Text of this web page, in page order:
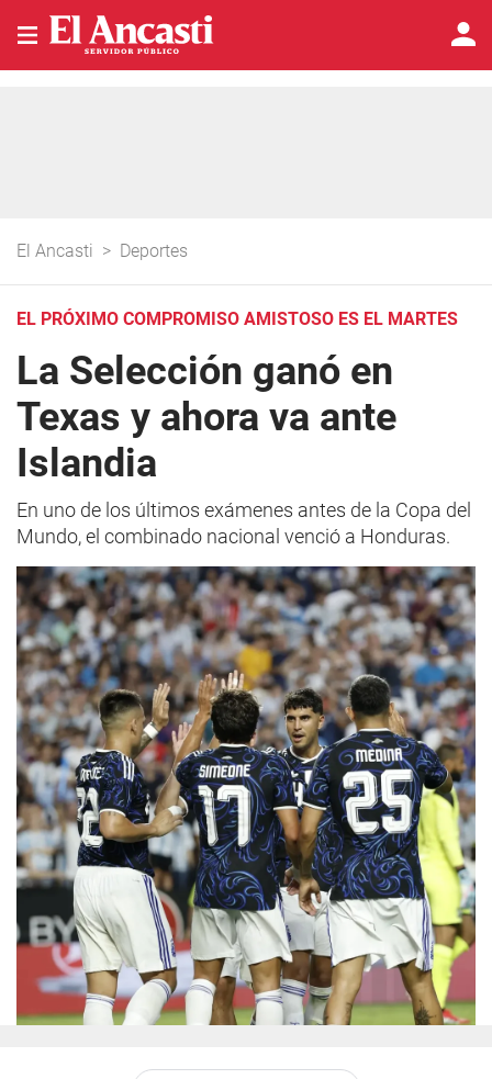
El Ancasti > Deportes
EL PRÓXIMO COMPROMISO AMISTOSO ES EL MARTES
La Selección ganó en
Texas y ahora va ante
Islandia
En uno de los últimos exámenes antes de la Copa del
Mundo, el combinado nacional venció a Honduras.